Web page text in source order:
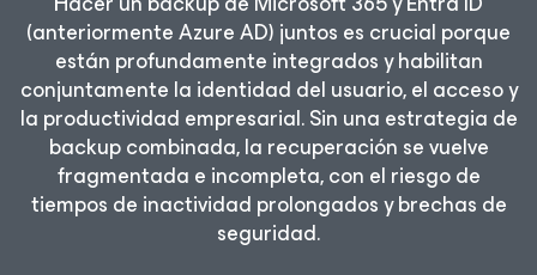
(anteriormente Azure AD) juntos es crucial porque
están profundamente integrados y habilitan
conjuntamente la identidad del usuario, el acceso y
la productividad empresarial. Sin una estrategia de
backup combinada, la recuperación se vuelve
fragmentada e incompleta, con el riesgo de
tiempos de inactividad prolongados y brechas de
seguridad.